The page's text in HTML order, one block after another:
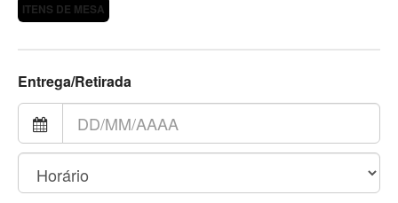
ITENS DE MESA
Entrega/Retirada